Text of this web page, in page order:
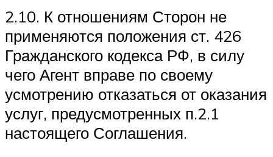
2.10. К отношениям Сторон не
применяются положения ст. 426
Гражданского кодекса РФ, в силу
чего Агент вправе по своему
усмотрению отказаться от оказания
услуг, предусмотренных п.2.1
настоящего Соглашения.